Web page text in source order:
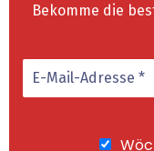
Bekomme die